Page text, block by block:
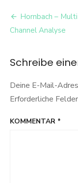
Beitrags-
Navigation
Hornbach – Multi
Channel Analyse
Schreibe
Deine E-Mail-
Erforderliche
KOMMENTAR *